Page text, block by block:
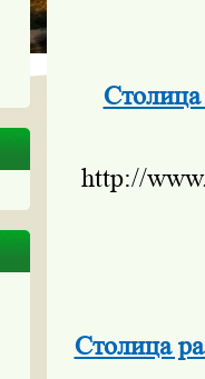
Столица
http://
Столица